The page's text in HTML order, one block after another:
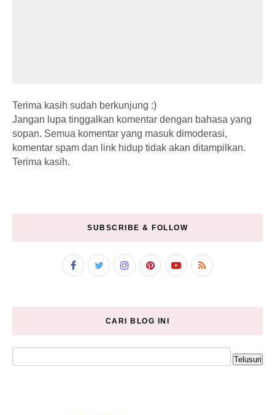
Terima kasih sudah berkunjung :)
Jangan lupa tinggalkan komentar dengan bahasa yang
sopan. Semua komentar yang masuk dimoderasi,
komentar spam dan link hidup tidak akan ditampilkan.
Terima kasih.
SUBSCRIBE & FOLLOW
CARI BLOG INI